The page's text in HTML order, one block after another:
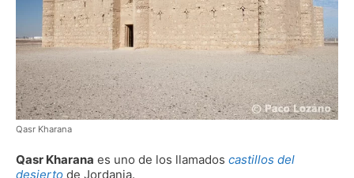
Qasr Kharana
Qasr Kharana es uno de los llamados castillos del
desierto de Jordania.